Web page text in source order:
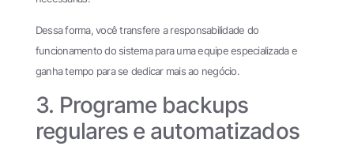
Dessa forma, você transfere a responsabilidade do
funcionamento do sistema para uma equipe especializada e
ganha tempo para se dedicar mais ao negócio.
3. Programe backups
regulares e automatizados